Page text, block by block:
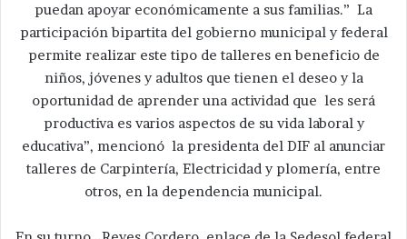
puedan apoyar económicamente a sus familias.” La
participación bipartita del gobierno municipal y federal
permite realizar este tipo de talleres en beneficio de
niños, jóvenes y adultos que tienen el deseo y la
oportunidad de aprender una actividad que les será
productiva es varios aspectos de su vida laboral y
educativa”, mencionó la presidenta del DIF al anunciar
talleres de Carpintería, Electricidad y plomería, entre
otros, en la dependencia municipal.